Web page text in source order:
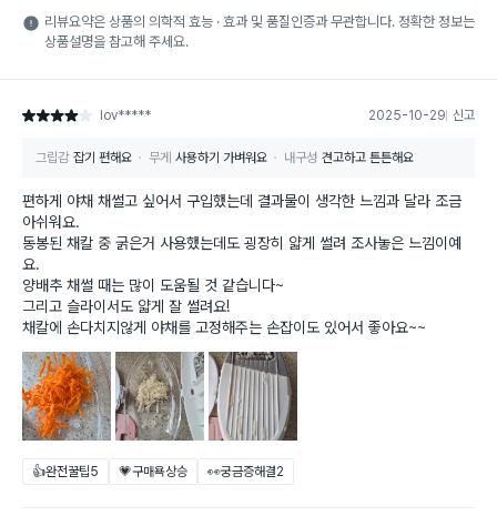
리뷰요약은 상품의 의학적 효능 · 효과 및 품질인증과 무관합니다. 정확한 정보는
상품설명을 참고해 주세요.
별점 4점 lov***** 2025-10-29 신고
그립감 잡기 편해요 무게 사용하기 가벼워요 내구성 견고하고 튼튼해요
편하게 야채 채썰고 싶어서 구입했는데 결과물이 생각한 느낌과 달라 조금
아쉬워요.
동봉된 채칼 중 굵은거 사용했는데도 굉장히 얇게 썰려 조사놓은 느낌이예
요.
양배추 채썰 때는 많이 도움될 것 같습니다~
그리고 슬라이서도 얇게 잘 썰려요!
채칼에 손다치지않게 야채를 고정해주는 손잡이도 있어서 좋아요~~
👍완전꿀팁5 💗구매욕상승 👀궁금증해결2